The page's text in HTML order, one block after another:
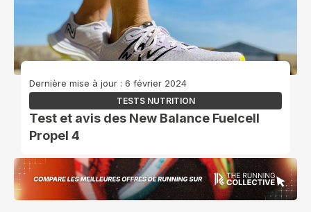
Dernière mise à jour : 6 février 2024
TESTS NUTRITION
Test et avis des New Balance Fuelcell
Propel 4